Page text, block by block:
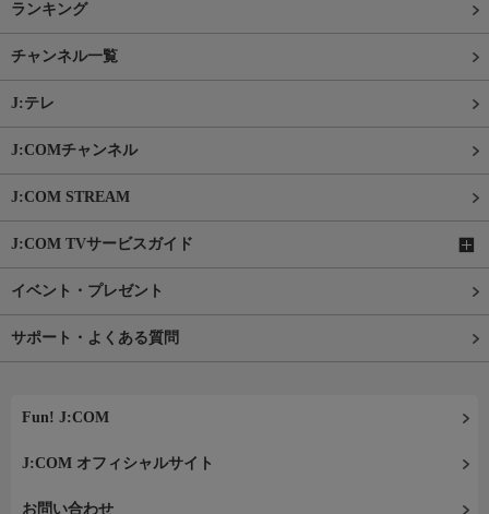
ランキング
チャンネル一覧
J:テレ
J:COMチャンネル
J:COM STREAM
J:COM TVサービスガイド
イベント・プレゼント
サポート・よくある質問
Fun! J:COM
J:COM オフィシャルサイト
お問い合わせ